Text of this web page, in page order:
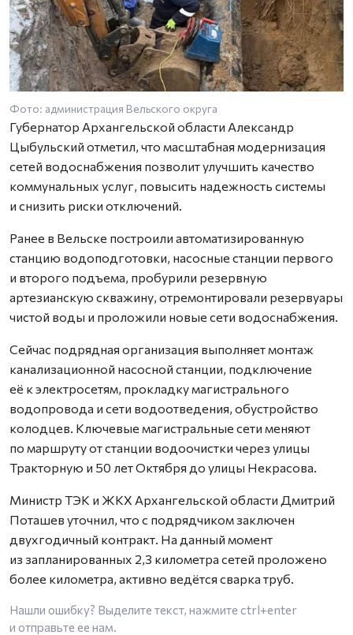
Фото: администрация Вельского округа
Губернатор Архангельской области Александр
Цыбульский отметил, что масштабная модернизация
сетей водоснабжения позволит улучшить качество
коммунальных услуг, повысить надежность системы
и снизить риски отключений.
Ранее в Вельске построили автоматизированную
станцию водоподготовки, насосные станции первого
и второго подъема, пробурили резервную
артезианскую скважину, отремонтировали резервуары
чистой воды и проложили новые сети водоснабжения.
Сейчас подрядная организация выполняет монтаж
канализационной насосной станции, подключение
её к электросетям, прокладку магистрального
водопровода и сети водоотведения, обустройство
колодцев. Ключевые магистральные сети меняют
по маршруту от станции водоочистки через улицы
Тракторную и 50 лет Октября до улицы Некрасова.
Министр ТЭК и ЖКХ Архангельской области Дмитрий
Поташев уточнил, что с подрядчиком заключен
двухгодичный контракт. На данный момент
из запланированных 2,3 километра сетей проложено
более километра, активно ведётся сварка труб.
Нашли ошибку? Выделите текст, нажмите ctrl+enter
и отправьте ее нам.